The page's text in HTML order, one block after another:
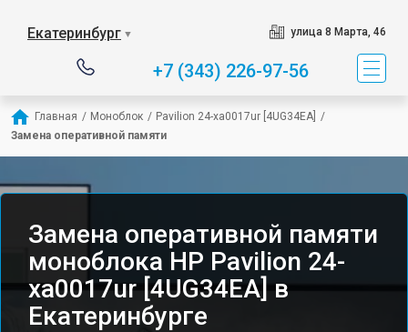
Екатеринбург ▼ улица 8 Марта, 46
+7 (343) 226-97-56
Главная / Моноблок / Pavilion 24-xa0017ur [4UG34EA] /
Замена оперативной памяти
Замена оперативной памяти
моноблока HP Pavilion 24-
xa0017ur [4UG34EA] в
Екатеринбурге